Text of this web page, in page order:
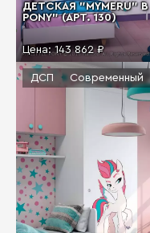
ДЕТСКАЯ "MYMERU"
PONY" (АРТ. 130)
Цена:143 862 ₽
ДСП Современный